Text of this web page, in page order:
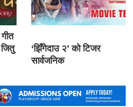
गीत
जितु
‘झिँगेदाउ २’ को टिजर
सार्वजनिक